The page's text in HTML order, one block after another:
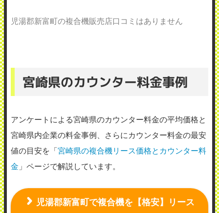
児湯郡新富町の複合機販売店口コミはありません
宮崎県のカウンター料金事例
アンケートによる宮崎県のカウンター料金の平均価格と
宮崎県内企業の料金事例、さらにカウンター料金の最安
値の目安を「宮崎県の複合機リース価格とカウンター料
金 」ページで解説しています。
児湯郡新富町で複合機を【格安】リース